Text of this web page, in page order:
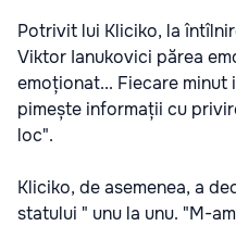
Potrivit lui Kliciko, la
Viktor Ianukovici părea
emoționat... Fiecare minut
pimește informații cu
loc".
Kliciko, de asemenea, a
statului " unu la unu. "M-